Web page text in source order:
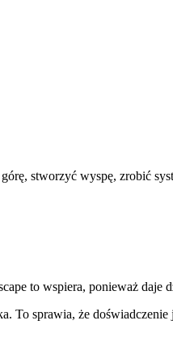
stworzyć wyspę, zrobić
to wspiera, ponieważ daje
To sprawia, że doświadczenie